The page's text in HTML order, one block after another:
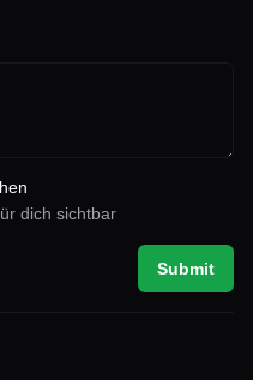
dich sichtbar
Submit